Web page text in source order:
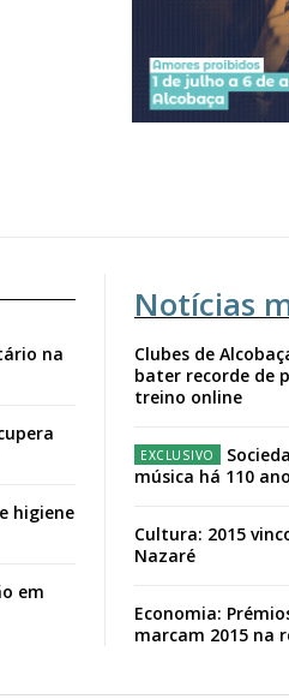
na
higiene
em
Notícias
Clubes de
bater recorde de
treino online
música há 110
Cultura: 2015
Nazaré
Economia:
marcam 2015 na